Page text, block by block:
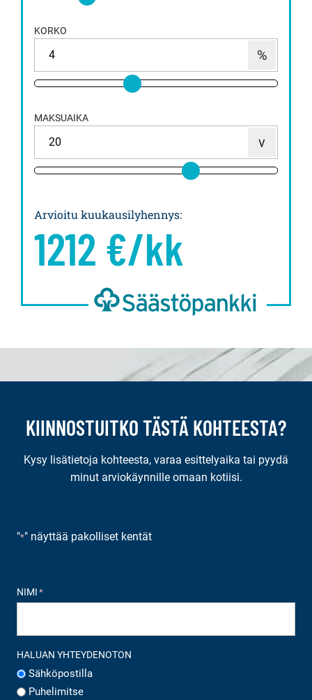
KORKO
MAKSUAIKA
Arvioitu kuukausilyhennys:
1212 €/kk
KIINNOSTUITKO TÄSTÄ KOHTEESTA?
Kysy lisätietoja kohteesta, varaa esittelyaika tai pyydä
minut arviokäynnille omaan kotiisi.
"*" näyttää pakolliset kentät
NIMI *
HALUAN YHTEYDENOTON
Sähköpostilla
Puhelimitse